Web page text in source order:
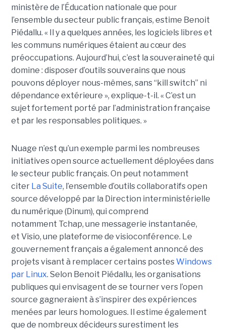
ministère de l’Éducation nationale que pour
l’ensemble du secteur public français, estime Benoit
Piédallu. « Il y a quelques années, les logiciels libres et
les communs numériques étaient au cœur des
préoccupations. Aujourd’hui, c’est la souveraineté qui
domine : disposer d’outils souverains que nous
pouvons déployer nous-mêmes, sans “kill switch” ni
dépendance extérieure », explique-t-il. « C’est un
sujet fortement porté par l’administration française
et par les responsables politiques. »
Nuage n’est qu’un exemple parmi les nombreuses
initiatives open source actuellement déployées dans
le secteur public français. On peut notamment
citerLa Suite, l’ensemble d’outils collaboratifs open
source développé par la Direction interministérielle
du numérique (Dinum), qui comprend
notamment Tchap, une messagerie instantanée,
et Visio, une plateforme de visioconférence. Le
gouvernement français a également annoncé des
projets visant à remplacer certains postesWindows
par Linux. Selon Benoit Piédallu, les organisations
publiques qui envisagent de se tourner vers l’open
source gagneraient à s’inspirer des expériences
menées par leurs homologues. Il estime également
que de nombreux décideurs surestiment les